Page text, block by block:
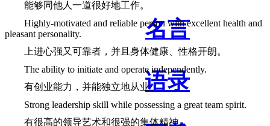
名言
语录
能够同他人一道很好地工作。
Highly-motivated and reliable person with excellent health and
pleasant personality.
上进心强又可靠者，并且身体健康、性格开朗。
The ability to initiate and operate independently.
有创业能力，并能独立地从业。
Strong leadership skill while possessing a great team spirit.
有很高的领导艺术和很强的集体精神。